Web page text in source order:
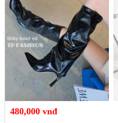
480,000 vnđ